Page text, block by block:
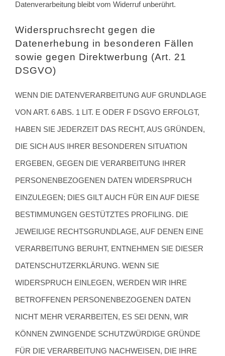
Datenverarbeitung bleibt vom Widerruf unberührt.
Widerspruchsrecht gegen die
Datenerhebung in besonderen Fällen
sowie gegen Direktwerbung (Art. 21
DSGVO)
WENN DIE DATENVERARBEITUNG AUF GRUNDLAGE
VON ART. 6 ABS. 1 LIT. E ODER F DSGVO ERFOLGT,
HABEN SIE JEDERZEIT DAS RECHT, AUS GRÜNDEN,
DIE SICH AUS IHRER BESONDEREN SITUATION
ERGEBEN, GEGEN DIE VERARBEITUNG IHRER
PERSONENBEZOGENEN DATEN WIDERSPRUCH
EINZULEGEN; DIES GILT AUCH FÜR EIN AUF DIESE
BESTIMMUNGEN GESTÜTZTES PROFILING. DIE
JEWEILIGE RECHTSGRUNDLAGE, AUF DENEN EINE
VERARBEITUNG BERUHT, ENTNEHMEN SIE DIESER
DATENSCHUTZERKLÄRUNG. WENN SIE
WIDERSPRUCH EINLEGEN, WERDEN WIR IHRE
BETROFFENEN PERSONENBEZOGENEN DATEN
NICHT MEHR VERARBEITEN, ES SEI DENN, WIR
KÖNNEN ZWINGENDE SCHUTZWÜRDIGE GRÜNDE
FÜR DIE VERARBEITUNG NACHWEISEN, DIE IHRE